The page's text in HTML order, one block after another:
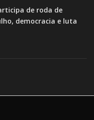
de roda de
democracia e luta